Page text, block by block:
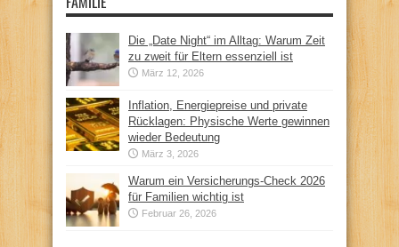
Die „Date Night“ im Alltag: Warum Zeit
zu zweit für Eltern essenziell ist
März 12, 2026
Inflation, Energiepreise und private
Rücklagen: Physische Werte gewinnen
wieder Bedeutung
März 3, 2026
Warum ein Versicherungs-Check 2026
für Familien wichtig ist
Februar 26, 2026